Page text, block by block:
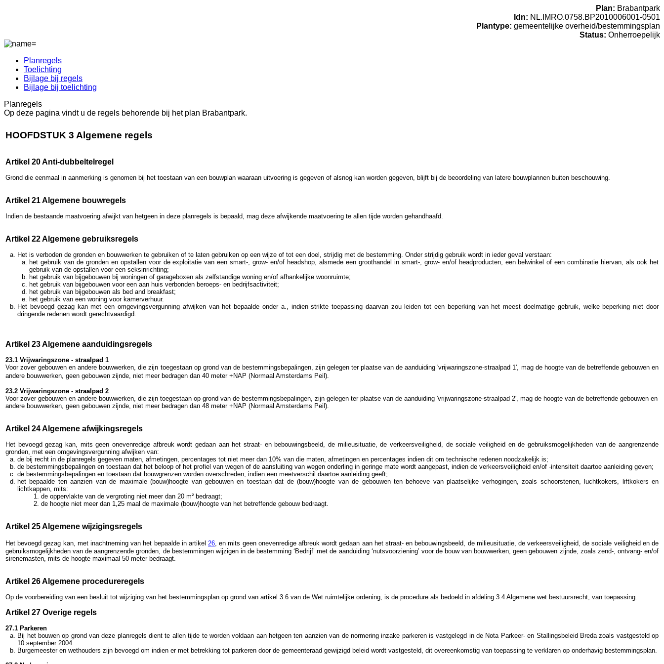
Plan: Brabantpark
Idn: NL.IMRO.0758.BP2010006001-0501
Plantype: gemeentelijke overheid/bestemmingsplan
Status: Onherroepelijk
Planregels
Toelichting
Bijlage bij regels
Bijlage bij toelichting
Planregels
Op deze pagina vindt u de regels behorende bij het plan Brabantpark.
HOOFDSTUK 3 Algemene regels
Artikel 20 Anti-dubbeltelregel
Grond die eenmaal in aanmerking is genomen bij het toestaan van een bouwplan waaraan uitvoering is gegeven of alsnog kan worden gegeven, blijft bij de beoordeling van latere bouwplannen buiten beschouwing.
Artikel 21 Algemene bouwregels
Indien de bestaande maatvoering afwijkt van hetgeen in deze planregels is bepaald, mag deze afwijkende maatvoering te allen tijde worden gehandhaafd.
Artikel 22 Algemene gebruiksregels
Het is verboden de gronden en bouwwerken te gebruiken of te laten gebruiken op een wijze of tot een doel, strijdig met de bestemming. Onder strijdig gebruik wordt in ieder geval verstaan:
het gebruik van de gronden en opstallen voor de exploitatie van een smart-, grow- en/of headshop, alsmede een groothandel in smart-, grow- en/of headproducten, een belwinkel of een combinatie hiervan, als ook het
gebruik van de opstallen voor een seksinrichting;
het gebruik van bijgebouwen bij woningen of garageboxen als zelfstandige woning en/of afhankelijke woonruimte;
het gebruik van bijgebouwen voor een aan huis verbonden beroeps- en bedrijfsactiviteit;
het gebruik van bijgebouwen als bed and breakfast;
het gebruik van een woning voor kamerverhuur.
Het bevoegd gezag kan met een omgevingsvergunning afwijken van het bepaalde onder a., indien strikte toepassing daarvan zou leiden tot een beperking van het meest doelmatige gebruik, welke beperking niet door
dringende redenen wordt gerechtvaardigd.
Artikel 23 Algemene aanduidingsregels
23.1 Vrijwaringszone - straalpad 1
Voor zover gebouwen en andere bouwwerken, die zijn toegestaan op grond van de bestemmingsbepalingen, zijn gelegen ter plaatse van de aanduiding 'vrijwaringszone-straalpad 1', mag de hoogte van de betreffende gebouwen en
andere bouwwerken, geen gebouwen zijnde, niet meer bedragen dan 40 meter +NAP (Normaal Amsterdams Peil).
23.2 Vrijwaringszone - straalpad 2
Voor zover gebouwen en andere bouwwerken, die zijn toegestaan op grond van de bestemmingsbepalingen, zijn gelegen ter plaatse van de aanduiding 'vrijwaringszone-straalpad 2', mag de hoogte van de betreffende gebouwen en
andere bouwwerken, geen gebouwen zijnde, niet meer bedragen dan 48 meter +NAP (Normaal Amsterdams Peil).
Artikel 24 Algemene afwijkingsregels
Het bevoegd gezag kan, mits geen onevenredige afbreuk wordt gedaan aan het straat- en bebouwingsbeeld, de milieusituatie, de verkeersveiligheid, de sociale veiligheid en de gebruiksmogelijkheden van de aangrenzende
gronden, met een omgevingsvergunning afwijken van:
de bij recht in de planregels gegeven maten, afmetingen, percentages tot niet meer dan 10% van die maten, afmetingen en percentages indien dit om technische redenen noodzakelijk is;
de bestemmingsbepalingen en toestaan dat het beloop of het profiel van wegen of de aansluiting van wegen onderling in geringe mate wordt aangepast, indien de verkeersveiligheid en/of -intensiteit daartoe aanleiding geven;
de bestemmingsbepalingen en toestaan dat bouwgrenzen worden overschreden, indien een meetverschil daartoe aanleiding geeft;
het bepaalde ten aanzien van de maximale (bouw)hoogte van gebouwen en toestaan dat de (bouw)hoogte van de gebouwen ten behoeve van plaatselijke verhogingen, zoals schoorstenen, luchtkokers, liftkokers en
lichtkappen, mits:
de oppervlakte van de vergroting niet meer dan 20 m² bedraagt;
de hoogte niet meer dan 1,25 maal de maximale (bouw)hoogte van het betreffende gebouw bedraagt.
Artikel 25 Algemene wijzigingsregels
Het bevoegd gezag kan, met inachtneming van het bepaalde in artikel 26, en mits geen onevenredige afbreuk wordt gedaan aan het straat- en bebouwingsbeeld, de milieusituatie, de verkeersveiligheid, de sociale veiligheid en de
gebruiksmogelijkheden van de aangrenzende gronden, de bestemmingen wijzigen in de bestemming ‘Bedrijf’ met de aanduiding ‘nutsvoorziening’ voor de bouw van bouwwerken, geen gebouwen zijnde, zoals zend-, ontvang- en/of
sirenemasten, mits de hoogte maximaal 50 meter bedraagt.
Artikel 26 Algemene procedureregels
Op de voorbereiding van een besluit tot wijziging van het bestemmingsplan op grond van artikel 3.6 van de Wet ruimtelijke ordening, is de procedure als bedoeld in afdeling 3.4 Algemene wet bestuursrecht, van toepassing.
Artikel 27 Overige regels
27.1 Parkeren
Bij het bouwen op grond van deze planregels dient te allen tijde te worden voldaan aan hetgeen ten aanzien van de normering inzake parkeren is vastgelegd in de Nota Parkeer- en Stallingsbeleid Breda zoals vastgesteld op
10 september 2004.
Burgemeester en wethouders zijn bevoegd om indien er met betrekking tot parkeren door de gemeenteraad gewijzigd beleid wordt vastgesteld, dit overeenkomstig van toepassing te verklaren op onderhavig bestemmingsplan.